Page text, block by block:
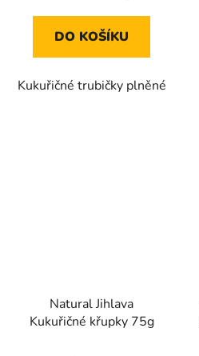
z
DO KOŠÍKU
Kukuřičné trubičky plněné
Natural Jihlava
Kukuřičné křupky 75g